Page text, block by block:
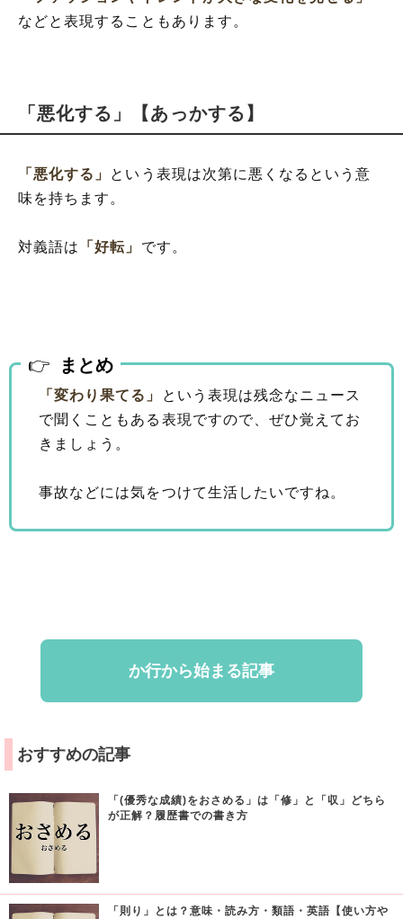
などと表現することもあります。
「悪化する」【あっかする】
「悪化する」 という表現は次第に悪くなるという意
味を持ちます。
対義語は 「好転」 です。
まとめ
「変わり果てる」
という表現は残念なニュース
で聞くこともある表現ですので、ぜひ覚えてお
きましょう。
事故などには気をつけて生活したいですね。
か行から始まる記事
おすすめの記事
「(優秀な成績)をおさめる」は「修」と「収」どちら
が正解？履歴書での書き方
「則り」とは？意味・読み方・類語・英語【使い方や